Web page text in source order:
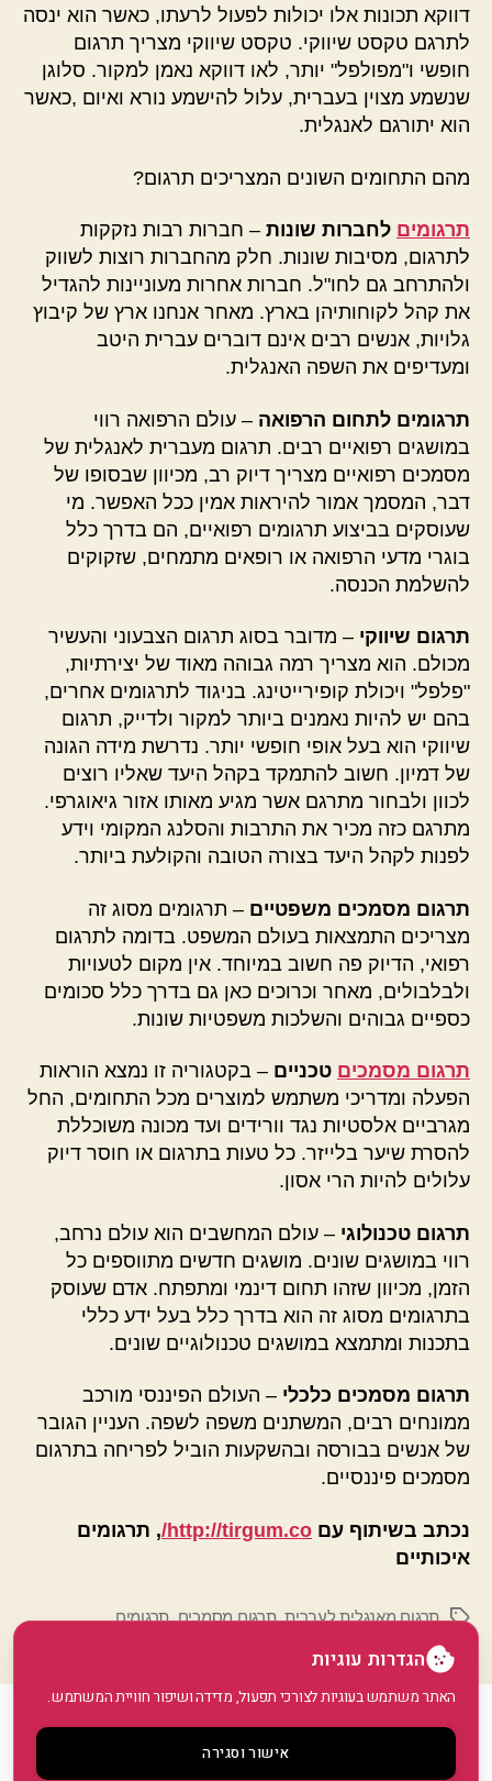
דווקא תכונות אלו יכולות לפעול לרעתו, כאשר הוא ינסה
לתרגם טקסט שיווקי. טקסט שיווקי מצריך תרגום
חופשי ו"מפולפל" יותר, לאו דווקא נאמן למקור. סלוגן
שנשמע מצוין בעברית, עלול להישמע נורא ואיום ,כאשר
הוא יתורגם לאנגלית.
מהם התחומים השונים המצריכים תרגום?
תרגומים לחברות שונות – חברות רבות נזקקות
לתרגום, מסיבות שונות. חלק מהחברות רוצות לשווק
ולהתרחב גם לחו"ל. חברות אחרות מעוניינות להגדיל
את קהל לקוחותיהן בארץ. מאחר אנחנו ארץ של קיבוץ
גלויות, אנשים רבים אינם דוברים עברית היטב
ומעדיפים את השפה האנגלית.
תרגומים לתחום הרפואה – עולם הרפואה רווי
במושגים רפואיים רבים. תרגום מעברית לאנגלית של
מסמכים רפואיים מצריך דיוק רב, מכיוון שבסופו של
דבר, המסמך אמור להיראות אמין ככל האפשר. מי
שעוסקים בביצוע תרגומים רפואיים, הם בדרך כלל
בוגרי מדעי הרפואה או רופאים מתמחים, שזקוקים
להשלמת הכנסה.
תרגום שיווקי – מדובר בסוג תרגום הצבעוני והעשיר
מכולם. הוא מצריך רמה גבוהה מאוד של יצירתיות,
"פלפל" ויכולת קופירייטינג. בניגוד לתרגומים אחרים,
בהם יש להיות נאמנים ביותר למקור ולדייק, תרגום
שיווקי הוא בעל אופי חופשי יותר. נדרשת מידה הגונה
של דמיון. חשוב להתמקד בקהל היעד שאליו רוצים
לכוון ולבחור מתרגם אשר מגיע מאותו אזור גיאוגרפי.
מתרגם כזה מכיר את התרבות והסלנג המקומי וידע
לפנות לקהל היעד בצורה הטובה והקולעת ביותר.
תרגום מסמכים משפטיים – תרגומים מסוג זה
מצריכים התמצאות בעולם המשפט. בדומה לתרגום
רפואי, הדיוק פה חשוב במיוחד. אין מקום לטעויות
ולבלבולים, מאחר וכרוכים כאן גם בדרך כלל סכומים
כספיים גבוהים והשלכות משפטיות שונות.
תרגום מסמכים טכניים – בקטגוריה זו נמצא הוראות
הפעלה ומדריכי משתמש למוצרים מכל התחומים, החל
מגרביים אלסטיות נגד וורידים ועד מכונה משוכללת
להסרת שיער בלייזר. כל טעות בתרגום או חוסר דיוק
עלולים להיות הרי אסון.
תרגום טכנולוגי – עולם המחשבים הוא עולם נרחב,
רווי במושגים שונים. מושגים חדשים מתווספים כל
הזמן, מכיוון שזהו תחום דינמי ומתפתח. אדם שעוסק
בתרגומים מסוג זה הוא בדרך כלל בעל ידע כללי
בתכנות ומתמצא במושגים טכנולוגיים שונים.
תרגום מסמכים כלכלי – העולם הפיננסי מורכב
ממונחים רבים, המשתנים משפה לשפה. העניין הגובר
של אנשים בבורסה ובהשקעות הוביל לפריחה בתרגום
מסמכים פיננסיים.
נכתב בשיתוף עם http://tirgum.co/ , תרגומים
איכותיים
תגיותתרגום מאנגלית לעברית,תרגום מסמכים,תרגומים
© 2026
GoArticle
מדיניות פרטיות
למעלה
הגדרות עוגיות
האתר משתמש בעוגיות לצורכי תפעול, מדידה ושיפור חוויית המשתמש.
אישור וסגירה